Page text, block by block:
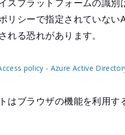
スプラットフォームの識別
リシーで指定されていな
れる恐れがあります。
policy - Azure Active
はブラウザの機能を利用